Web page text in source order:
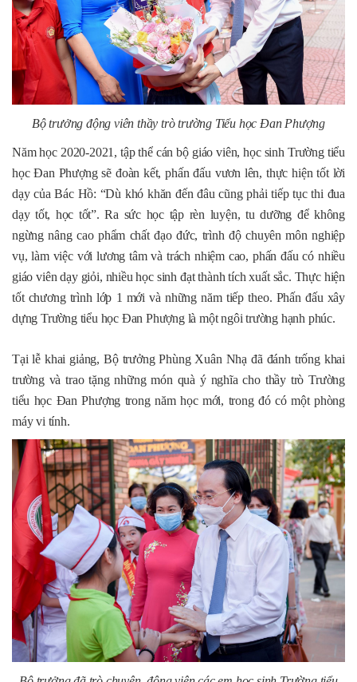
Bộ trưởng động viên thầy trò trường Tiểu học Đan Phượng
Năm học 2020-2021, tập thể cán bộ giáo viên, học sinh Trường tiểu
học Đan Phượng sẽ đoàn kết, phấn đấu vươn lên, thực hiện tốt lời
dạy của Bác Hồ: “Dù khó khăn đến đâu cũng phải tiếp tục thi đua
dạy tốt, học tốt”. Ra sức học tập rèn luyện, tu dưỡng để không
ngừng nâng cao phẩm chất đạo đức, trình độ chuyên môn nghiệp
vụ, làm việc với lương tâm và trách nhiệm cao, phấn đấu có nhiều
giáo viên dạy giỏi, nhiều học sinh đạt thành tích xuất sắc. Thực hiện
tốt chương trình lớp 1 mới và những năm tiếp theo. Phấn đấu xây
dựng Trường tiểu học Đan Phượng là một ngôi trường hạnh phúc.
Tại lễ khai giảng, Bộ trưởng Phùng Xuân Nhạ đã đánh trống khai
trường và trao tặng những món quà ý nghĩa cho thầy trò Trường
tiểu học Đan Phượng trong năm học mới, trong đó có một phòng
máy vi tính.